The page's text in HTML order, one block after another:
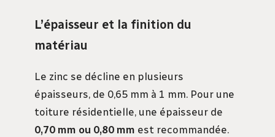
L’épaisseur et la finition du
matériau
Le zinc se décline en plusieurs
épaisseurs, de 0,65 mm à 1 mm. Pour une
toiture résidentielle, une épaisseur de
0,70 mm ou 0,80 mm est recommandée.